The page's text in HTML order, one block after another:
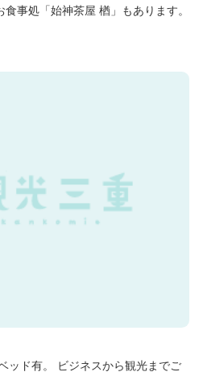
事処「始神茶屋 楢」もあります。
ッド有。 ビジネスから観光までご